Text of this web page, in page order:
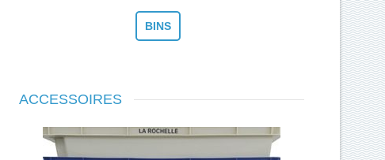
BINS
ACCESSOIRES